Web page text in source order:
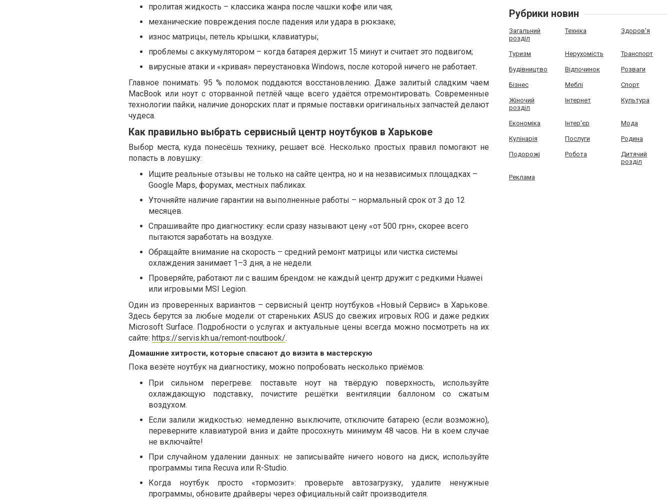
пролитая жидкость – классика жанра после чашки кофе или чая;
механические повреждения после падения или удара в рюкзаке;
износ матрицы, петель крышки, клавиатуры;
проблемы с аккумулятором – когда батарея держит 15 минут и считает это подвигом;
вирусные атаки и «кривая» переустановка Windows, после которой ничего не работает.
Главное понимать: 95 % поломок поддаются восстановлению. Даже залитый сладким чаем
MacBook или ноут с оторванной петлёй чаще всего удаётся отремонтировать. Современные
технологии пайки, наличие донорских плат и прямые поставки оригинальных запчастей делают
чудеса.
Как правильно выбрать сервисный центр ноутбуков в Харькове
Выбор места, куда понесёшь технику, решает всё. Несколько простых правил помогают не
попасть в ловушку:
Ищите реальные отзывы не только на сайте центра, но и на независимых площадках –
Google Maps, форумах, местных пабликах.
Уточняйте наличие гарантии на выполненные работы – нормальный срок от 3 до 12
месяцев.
Спрашивайте про диагностику: если сразу называют цену «от 500 грн», скорее всего
пытаются заработать на воздухе.
Обращайте внимание на скорость – средний ремонт матрицы или чистка системы
охлаждения занимает 1–3 дня, а не недели.
Проверяйте, работают ли с вашим брендом: не каждый центр дружит с редкими Huawei
или игровыми MSI Legion.
Один из проверенных вариантов – сервисный центр ноутбуков «Новый Сервис» в Харькове.
Здесь берутся за любые модели: от стареньких ASUS до свежих игровых ROG и даже редких
Microsoft Surface. Подробности о услугах и актуальные цены всегда можно посмотреть на их
сайте: https://servis.kh.ua/remont-noutbook/.
Домашние хитрости, которые спасают до визита в мастерскую
Пока везёте ноутбук на диагностику, можно попробовать несколько приёмов:
При сильном перегреве: поставьте ноут на твёрдую поверхность, используйте
охлаждающую подставку, почистите решётки вентиляции баллоном со сжатым
воздухом.
Если залили жидкостью: немедленно выключите, отключите батарею (если возможно),
переверните клавиатурой вниз и дайте просохнуть минимум 48 часов. Ни в коем случае
не включайте!
При случайном удалении данных: не записывайте ничего нового на диск, используйте
программы типа Recuva или R-Studio.
Когда ноутбук просто «тормозит»: проверьте автозагрузку, удалите ненужные
программы, обновите драйверы через официальный сайт производителя.
Рубрики новин
Загальний
розділ
Техніка Здоров'я
Туризм Нерухомість Транспорт
Будівництво Відпочинок Розваги
Бізнес Меблі Спорт
Жіночий
розділ
Інтернет Культура
Економіка Інтер'єр Мода
Кулінарія Послуги Родина
Подорожі Робота
Дитячий
розділ
Реклама